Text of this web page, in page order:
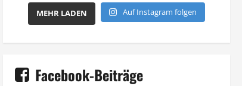
MEHR LADEN Auf Instagram folgen
Facebook-Beiträge